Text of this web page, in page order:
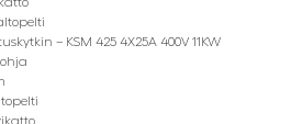
– KSM 425 4X25A 400V 11KW